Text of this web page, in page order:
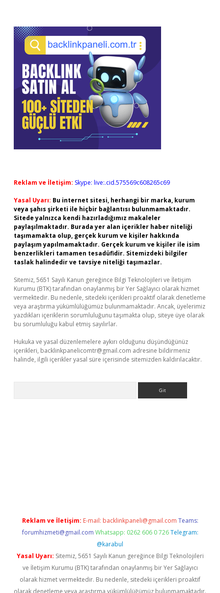
Reklam ve İletişim: Skype: live:.cid.575569c608265c69
Yasal Uyarı: Bu internet sitesi, herhangi bir marka, kurum
veya şahıs şirketi ile hiçbir bağlantısı bulunmamaktadır.
Sitede yalnızca kendi hazırladığımız makaleler
paylaşılmaktadır. Burada yer alan içerikler haber niteliği
taşımamakta olup, gerçek kurum ve kişiler hakkında
paylaşım yapılmamaktadır. Gerçek kurum ve kişiler ile isim
benzerlikleri tamamen tesadüfidir. Sitemizdeki bilgiler
taslak halindedir ve tavsiye niteliği taşımazlar.
Sitemiz, 5651 Sayılı Kanun gereğince Bilgi Teknolojileri ve İletişim
Kurumu (BTK) tarafından onaylanmış bir Yer Sağlayıcı olarak hizmet
vermektedir. Bu nedenle, sitedeki içerikleri proaktif olarak denetleme
veya araştırma yükümlülüğümüz bulunmamaktadır. Ancak, üyelerimiz
yazdıkları içeriklerin sorumluluğunu taşımakta olup, siteye üye olarak
bu sorumluluğu kabul etmiş sayılırlar.
Hukuka ve yasal düzenlemelere aykırı olduğunu düşündüğünüz
içerikleri, backlinkpanelicomtr@gmail.com adresine bildirmeniz
halinde, ilgili içerikler yasal süre içerisinde sitemizden kaldırılacaktır.
Reklam ve İletişim: E-mail: backlinkpaneli@gmail.com Teams:
forumhizmeti@gmail.com Whatsapp: 0262 606 0 726 Telegram:
@karabul
Yasal Uyarı: Sitemiz, 5651 Sayılı Kanun gereğince Bilgi Teknolojileri
ve İletişim Kurumu (BTK) tarafından onaylanmış bir Yer Sağlayıcı
olarak hizmet vermektedir. Bu nedenle, sitedeki içerikleri proaktif
olarak denetleme veya araştırma yükümlülüğümüz bulunmamaktadır.